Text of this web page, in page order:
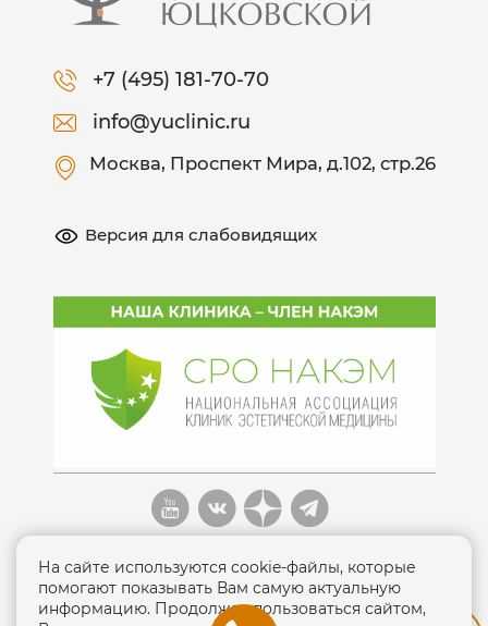
+7 (495) 181-70-70
info@yuclinic.ru
Москва, Проспект Мира, д.102, стр.26
Версия для слабовидящих
На сайте используются cookie-файлы, которые
помогают показывать Вам самую актуальную
информацию. Продолжая пользоваться сайтом,